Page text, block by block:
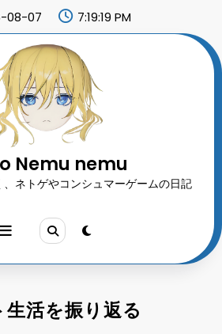
08-07 7:19:20 PM
Nemu nemu
、ネトゲやコンシュマーゲームの日記
生活を振り返る